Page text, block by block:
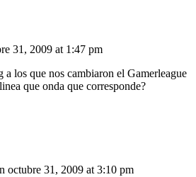
31, 2009 at 1:47 pm
los que nos cambiaron el Gamerleague
que onda que corresponde?
octubre 31, 2009 at 3:10 pm